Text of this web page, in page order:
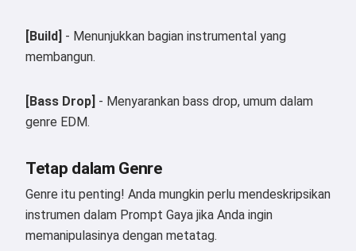
[Build] - Menunjukkan bagian instrumental yang
membangun.
[Bass Drop] - Menyarankan bass drop, umum dalam
genre EDM.
Tetap dalam Genre
Genre itu penting! Anda mungkin perlu mendeskripsikan
instrumen dalam Prompt Gaya jika Anda ingin
memanipulasinya dengan metatag.
Saya bisa membuat lagu, menulis
puisi, dan ucapan selamat 🥰